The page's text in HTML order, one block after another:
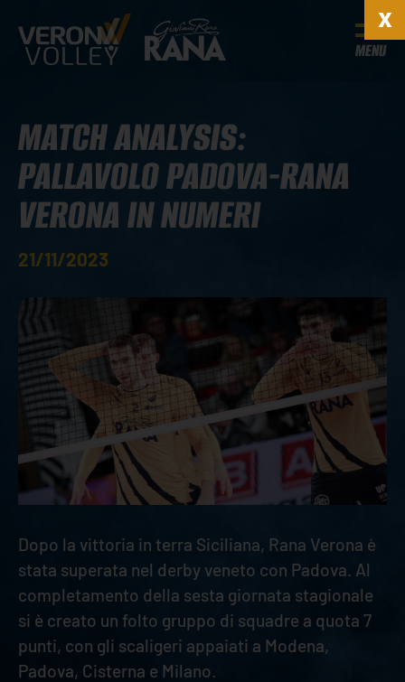
MENU
MATCH ANALYSIS:
PALLAVOLO PADOVA-RANA
VERONA IN NUMERI
21/11/2023
Dopo la vittoria in terra Siciliana, Rana Verona è
stata superata nel derby veneto con Padova. Al
completamento della sesta giornata stagionale
si è creato un folto gruppo di squadre a quota 7
punti, con gli scaligeri appaiati a Modena,
Padova, Cisterna e Milano.